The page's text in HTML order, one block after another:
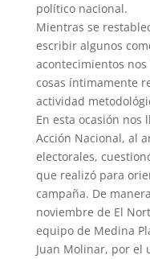
político nacional.
Mientras se
escribir algunos
acontecimientos
cosas íntimamente
actividad
En esta ocasión nos
Acción Nacional, al
electorales,
que realizó para
campaña. De
noviembre de El
equipo de Medina
Juan Molinar, por el